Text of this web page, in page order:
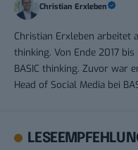
Christian Erxleben
Christian Erxleben arbeitet
thinking. Von Ende 2017
BASIC thinking. Zuvor war
Head of Social Media bei